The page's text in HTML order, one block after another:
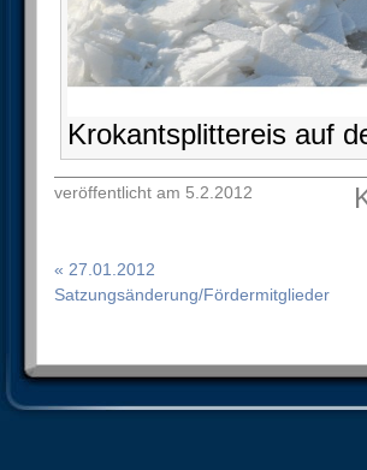
Krokantsplittereis auf
veröffentlicht am 5.2.2012
« 27.01.2012
Satzungsänderung/Fördermitglieder